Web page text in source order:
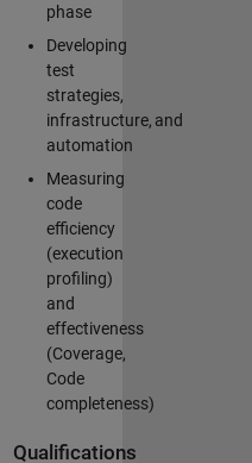
phase
Developing
test
strategies,
infrastructure, and
automation
Measuring
code
efficiency
(execution
profiling)
and
effectiveness
(Coverage,
Code
completeness)
Qualifications